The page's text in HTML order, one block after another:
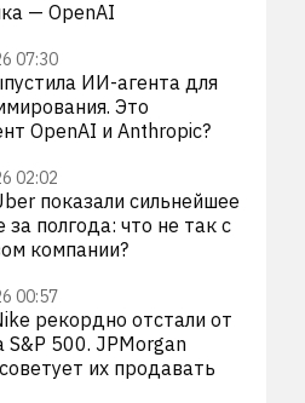
— OpenAI
07:30
ИИ-агента для
Это
OpenAI и Anthropic?
02:02
показали сильнейшее
за полгода: что не так с
компании?
00:57
рекордно отстали от
S&P 500. JPMorgan
их продавать